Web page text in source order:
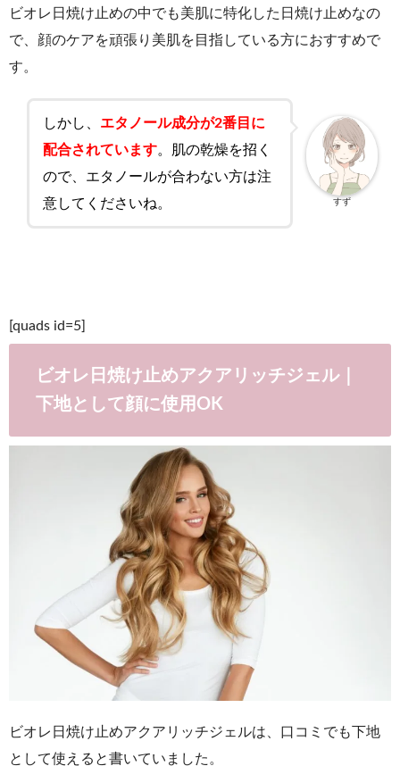
ビオレ日焼け止めの中でも美肌に特化した日焼け止めなの
で、顔のケアを頑張り美肌を目指している方におすすめで
す。
しかし、 エタノール成分が2番目に
配合されています。肌の乾燥を招く
ので、エタノールが合わない方は注
意してくださいね。
すず
[quads id=5]
ビオレ日焼け止めアクアリッチジェル｜
下地として顔に使用OK
ビオレ日焼け止めアクアリッチジェルは、口コミでも下地
として使えると書いていました。